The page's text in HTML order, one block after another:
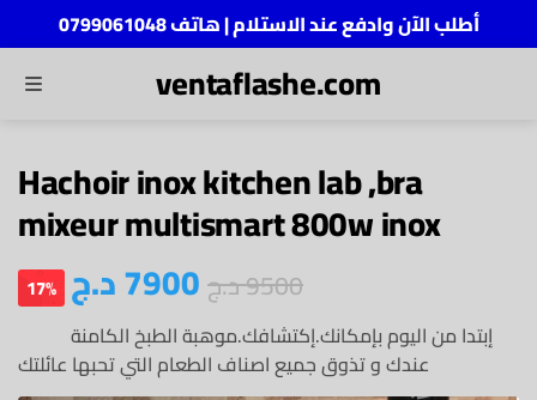
أطلب الآن وادفع عند الاستلام | هاتف 0799061048
MENU ventaflashe.com
Hachoir inox kitchen lab ,bra
mixeur multismart 800w inox
7900د.ج 9500د.ج 17%
إبتدا من اليوم بإمكانك.إكتشافك.موهبة الطبخ الكامنة
عندك و تذوق جميع اصناف الطعام التي تحبها عائلتك